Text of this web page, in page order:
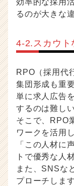
効率的な採用
るのが大きな
4-2.スカウト
RPO（採用代
集団形成も重
単に求人広告
するのは難し
そこで、RPO
ワークを活用
「この人材に
トで優秀な人
また、SNSな
プローチします